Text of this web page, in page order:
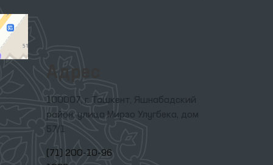
Адрес
100007, г. Ташкент, Яшнабадский
район, улица Мирзо Улугбека, дом
57/1
(71) 200-10-96